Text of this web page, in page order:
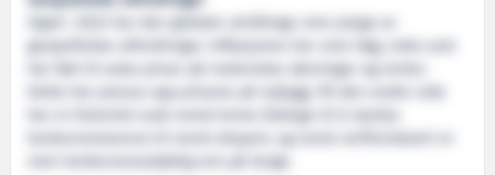
Også i 2023 har den globale utviklinga vore prega av
geopolitiske utfordringar. Inflasjonen har vore høg, noko som
har ført til auka prisar på materialar, lønningar og renter.
Dette har pressa opp prisane på nybygg. På den andre sida
har ei historisk svak norsk krone bidrege til å styrkje
konkurranseevna til norsk eksport, og norsk verftsindustri er
meir konkurransedyktig enn på lenge.